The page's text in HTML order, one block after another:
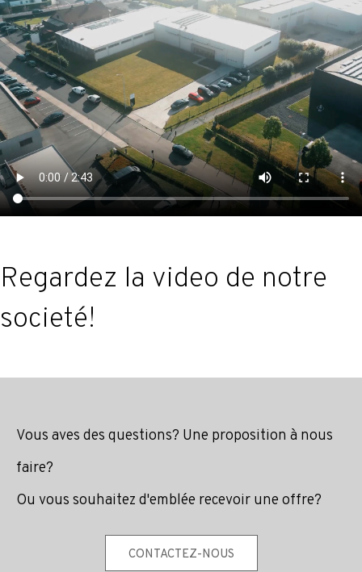
Regardez la video de notre
societé!
Vous aves des questions? Une proposition à nous
faire?
Ou vous souhaitez d'emblée recevoir une offre?
CONTACTEZ-NOUS